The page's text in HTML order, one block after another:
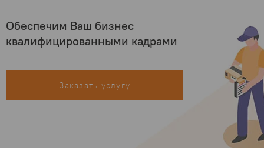
Обеспечим Ваш бизнес
квалифицированными кадрами
Заказать услугу